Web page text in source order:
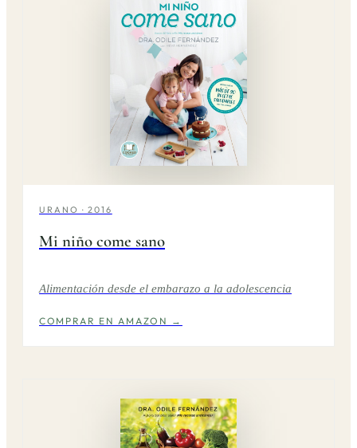
URANO · 2016
Mi niño come sano
Alimentación desde el embarazo a la adolescencia
COMPRAR EN AMAZON →